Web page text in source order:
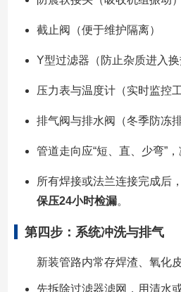
截止阀（便于维护隔离）
Y型过滤器（防止杂质进入换
压力表与温度计（实时监控工
排气阀与排水阀（冬季防冻排
管道走向应“短、直、少弯”
所有焊接或法兰连接完成后
保压24小时检漏。
第四步：系统冲洗与排气
新装管路内常存焊渣、氧化
先拆除过滤器滤网，用清水